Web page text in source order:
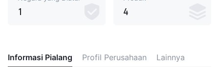
1 4
Informasi Pialang Profil Perusahaan Lainnya